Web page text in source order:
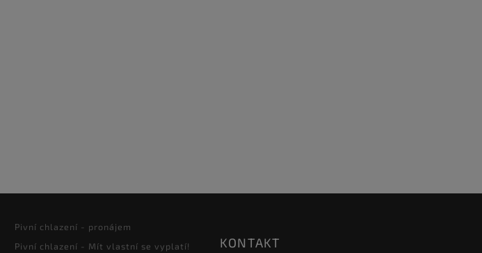
Pivní chlazení - pronájem
Pivní chlazení - Mít vlastní se vyplatí!
KONTAKT